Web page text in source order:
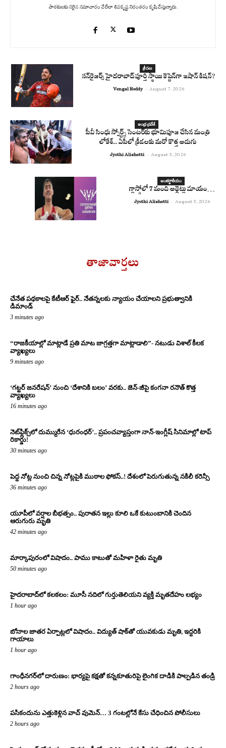
పాఠకులకు సరైన సమాచారం చేరేలా శివకృష్ణ నిరంతరం కృషి చేస్తున్నారు.
క్రీడలు
సన్‌రైజర్స్ హైదరాబాద్ పూర్తి స్థాయి కెప్టెన్‌గా ఇషాన్ కిషన్?
Vengal Reddy - August 7, 2026
ఆంధ్ర ప్రదేశ్
పీవీ సింధు స్పోర్ట్స్ సెంటర్‌కు భూమిపూజ చేసిన మంత్రి
లోకేశ్.. ఏపీలో క్రీడలకు మరో కొత్త అడుగు
Jyothi Alishetti - August 5, 2026
అంతర్జాతీయం
గ్లాస్గోలో 7 మంది అథ్లెట్లు మాయం…
Jyothi Alishetti - August 5, 2026
తాజావార్తలు
చేనేత పథకాలపై కేటీఆర్ ఫైర్.. నేతన్నలకు న్యాయం చేయాలని ప్రభుత్వానికి
డిమాండ్
3 minutes ago
“రాజకీయాల్లో మాట్లాడే ప్రతి మాట జాగ్రత్తగా మాట్లాడాలి”- నటుడు విశాల్ కీలక
వ్యాఖ్యలు
9 minutes ago
‘గట్టర్ జనరేషన్’ నుంచి ‘దేశానికి బలం’ వరకు.. జెన్-జీపై కంగనా రనౌత్ కొత్త
వ్యాఖ్యలు
16 minutes ago
నెట్‌ఫ్లిక్స్‌లో దుమ్మురేన ‘ధురంధర్’.. ప్రపంచవ్యాప్తంగా నాన్-ఇంగ్లీష్ సినిమాల్లో టాప్
రికార్డు!
30 minutes ago
పెద్ద నోట్ల నుంచి చిన్న నోట్లపైకి ముఠాల ఫోకస్..! దేశంలో పెరుగుతున్న నకిలీ కరెన్సీ
36 minutes ago
యూపీలో వర్షాల బీభత్సం.. పురాతన ఇల్లు కూలి ఒకే కుటుంబానికి చెందిన
ఆరుగురు మృతి
42 minutes ago
మార్కాపురంలో విషాదం.. పాము కాటుతో మహిళా రైతు మృతి
50 minutes ago
హైదరాబాద్‌లో కలకలం: మూసీ నదిలో గుర్తుతెలియని వ్యక్తి మృతదేహం లభ్యం
1 hour ago
బోనాల జాతర ఏర్పాట్లలో విషాదం.. విద్యుత్ షాక్‌తో యువకుడు మృతి, ఇద్దరికి
గాయాలు
1 hour ago
గాంధీనగర్‌లో దారుణం: భార్యపై కక్షతో కన్నకూతురిపై లైంగిక దాడికి పాల్పడిన తండ్రి
2 hours ago
పసికందును ఎత్తుకెళ్లిన వాచ్ వుమెన్… 3 గంటల్లోనే కేసు చేధించిన పోలీసులు
2 hours ago